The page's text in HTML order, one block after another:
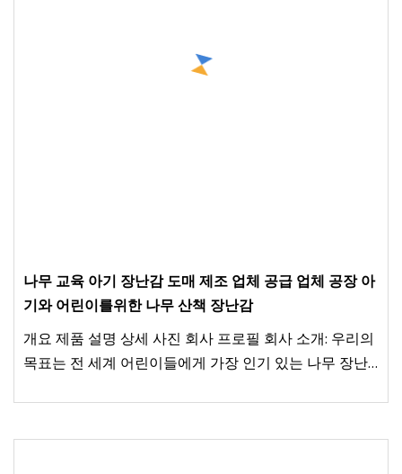
나무 교육 아기 장난감 도매 제조 업체 공급 업체 공장 아
기와 어린이를위한 나무 산책 장난감
개요 제품 설명 상세 사진 회사 프로필 회사 소개: 우리의
목표는 전 세계 어린이들에게 가장 인기 있는 나무 장난